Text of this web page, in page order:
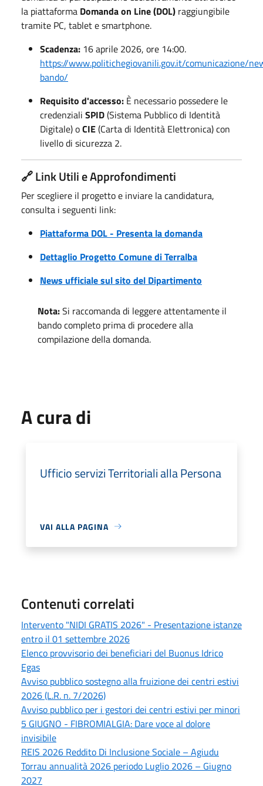
la piattaforma Domanda on Line (DOL) raggiungibile
tramite PC, tablet e smartphone.
Scadenza: 16 aprile 2026, ore 14:00.
https://www.politichegiovanili.gov.it/comunicazione/
bando/
Requisito d'accesso: È necessario possedere le
credenziali SPID(Sistema Pubblico di Identità
Digitale) oCIE(Carta di Identità Elettronica) con
livello di sicurezza 2.
🔗 Link Utili e Approfondimenti
Per scegliere il progetto e inviare la candidatura,
consulta i seguenti link:
Piattaforma DOL - Presenta la domanda
Dettaglio Progetto Comune di Terralba
News ufficiale sul sito del Dipartimento
Nota:Si raccomanda di leggere attentamente il
bando completo prima di procedere alla
compilazione della domanda.
A cura di
Ufficio servizi Territoriali alla Persona
VAI ALLA PAGINA
Contenuti correlati
Intervento "NIDI GRATIS 2026" - Presentazione istanze
entro il 01 settembre 2026
Elenco provvisorio dei beneficiari del Buonus Idrico
Egas
Avviso pubblico sostegno alla fruizione dei centri estivi
2026 (L.R. n. 7/2026)
Avviso pubblico per i gestori dei centri estivi per minori
5 GIUGNO - FIBROMIALGIA: Dare voce al dolore
invisibile
REIS 2026 Reddito Di Inclusione Sociale – Agiudu
Torrau annualità 2026 periodo Luglio 2026 – Giugno
2027